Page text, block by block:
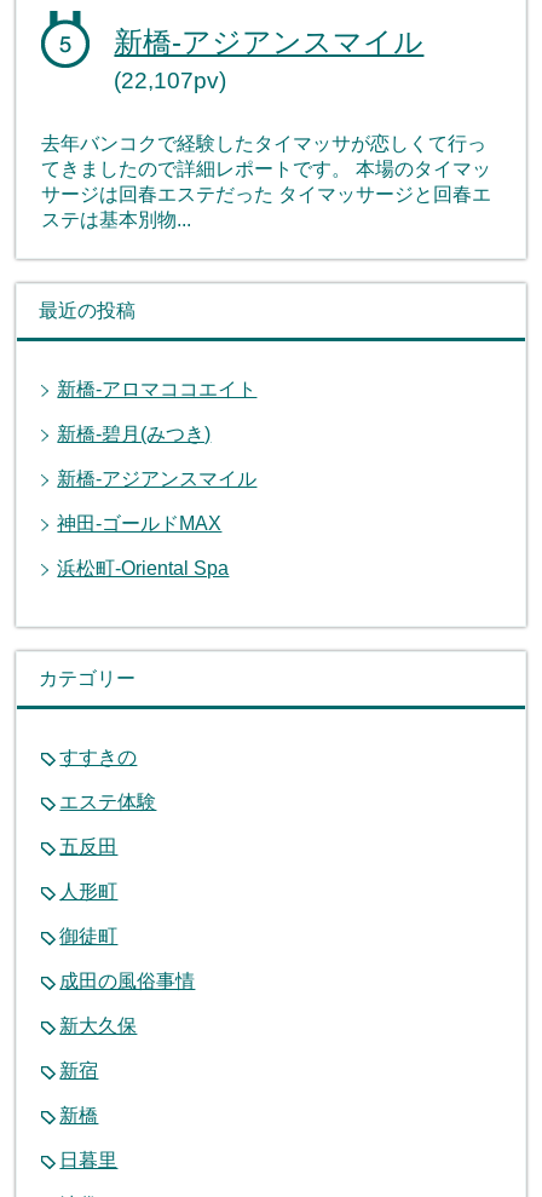
新橋-アジアンスマイル
(22,107pv)
去年バンコクで経験したタイマッサが恋しくて行っ
てきましたので詳細レポートです。 本場のタイマッ
サージは回春エステだった タイマッサージと回春エ
ステは基本別物...
最近の投稿
新橋-アロマココエイト
新橋-碧月(みつき)
新橋-アジアンスマイル
神田-ゴールドMAX
浜松町-Oriental Spa
カテゴリー
すすきの
エステ体験
五反田
人形町
御徒町
成田の風俗事情
新大久保
新宿
新橋
日暮里